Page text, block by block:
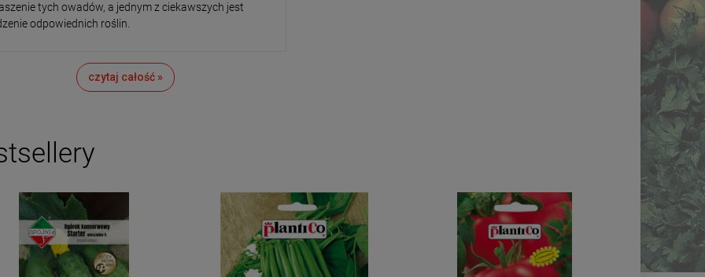
tych owadów, a jednym z ciekawszych jest
odpowiednich roślin.
czytaj całość »